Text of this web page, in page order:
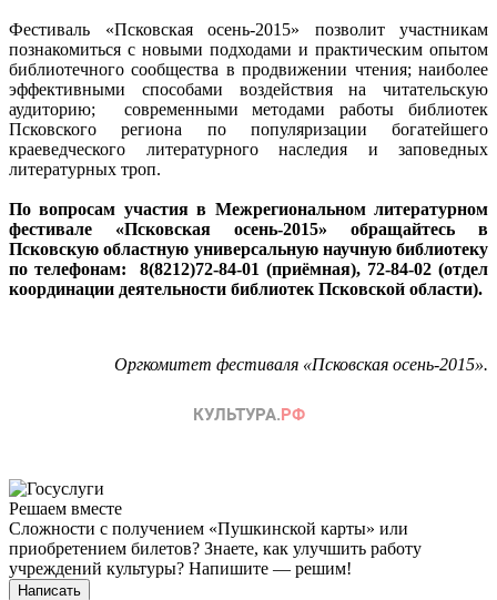
Фестиваль «Псковская осень-2015» позволит участникам
познакомиться с новыми подходами и практическим опытом
библиотечного сообщества в продвижении чтения; наиболее
эффективными способами воздействия на читательскую
аудиторию; современными методами работы библиотек
Псковского региона по популяризации богатейшего
краеведческого литературного наследия и заповедных
литературных троп.
По вопросам участия в Межрегиональном литературном
фестивале «Псковская осень-2015» обращайтесь в
Псковскую областную универсальную научную библиотеку
по телефонам: 8(8212)72-84-01 (приёмная), 72-84-02 (отдел
координации деятельности библиотек Псковской области).
Оргкомитет фестиваля «Псковская осень-2015».
Решаем вместе
Сложности с получением «Пушкинской карты» или
приобретением билетов? Знаете, как улучшить работу
учреждений культуры? Напишите — решим!
Написать